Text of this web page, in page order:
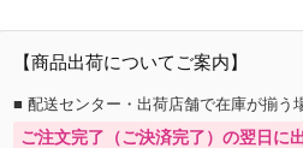
【商品出荷についてご案内】
■ 配送センター・出荷店舗で在庫が揃う
ご注文完了（ご決済完了）の翌日に